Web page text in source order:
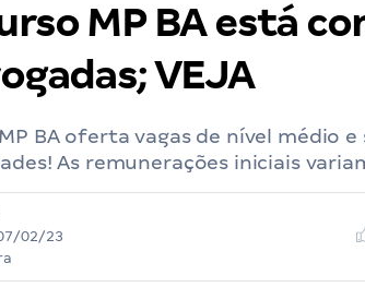
MP BA está
VEJA
BA oferta vagas de nível médio
As remunerações iniciais
02/23